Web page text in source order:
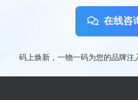
在线咨
码上焕新，一物一码为您的品牌注